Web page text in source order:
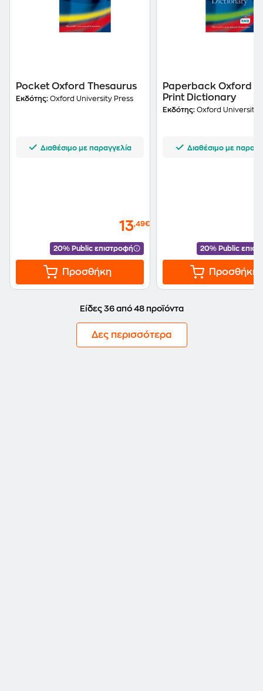
Pocket Oxford Thesaurus
Εκδότης: Oxford University Press
Διαθέσιμο με παραγγελία
13,49€
20% Public επιστροφή
Προσθήκη
Paperback Oxford
Print Dictionary
Εκδότης: Oxford University
Διαθέσιμο με
20% Public
Προσθήκη
Είδες 36 από 48 προϊόντα
Δες περισσότερα